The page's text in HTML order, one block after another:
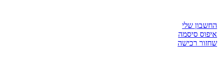
החשבון שלי
איפוס סיסמה
שחזור רכישה